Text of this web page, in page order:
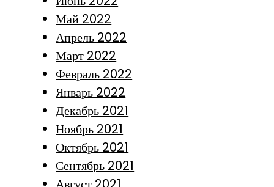
Май 2022
Апрель 2022
Март 2022
Февраль 2022
Январь 2022
Декабрь 2021
Ноябрь 2021
Октябрь 2021
Сентябрь 2021